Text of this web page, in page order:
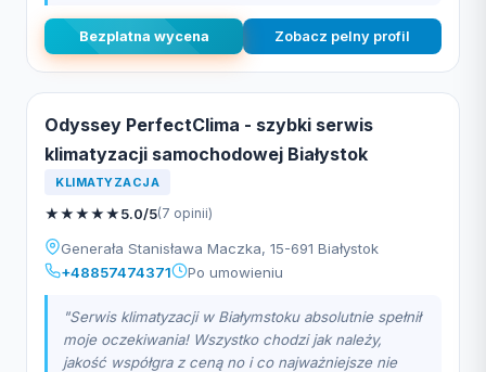
Bezplatna wycena Zobacz pelny profil
Odyssey PerfectClima - szybki serwis
klimatyzacji samochodowej Białystok
KLIMATYZACJA
★★★★★5.0/5(7 opinii)
Generała Stanisława Maczka, 15-691 Białystok
+48857474371
Po umowieniu
"Serwis klimatyzacji w Białymstoku absolutnie spełnił
moje oczekiwania! Wszystko chodzi jak należy,
jakość współgra z ceną no i co najważniejsze nie